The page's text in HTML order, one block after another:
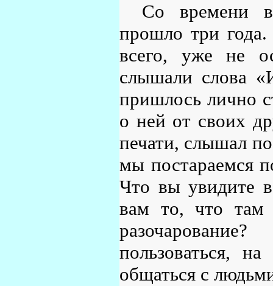
Со времени
прошло три года.
всего, уже не
слышали слова
пришлось лично
о ней от своих
печати, слышал
мы постараемся
Что вы увидите
вам то, что там
пользоваться,
общаться с